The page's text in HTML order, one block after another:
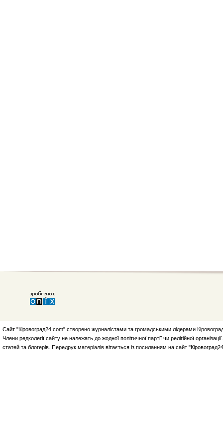
Сайт "Кіровоград24.com" створено журналістами та громадськими лідерами
Члени редколегії сайту не належать до жодної політичної партії чи релігійної
статей та блогерів. Передрук матеріалів вітається із посиланням на сайт